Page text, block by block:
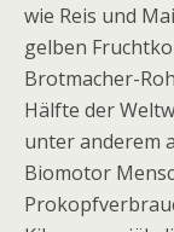
wie Reis und
gelben
Brotmacher-
Hälfte der
unter anderem
Biomotor